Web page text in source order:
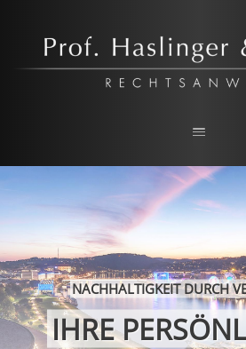
Prof. Haslinger &
NACHHALTIGKEIT DURCH
IHRE